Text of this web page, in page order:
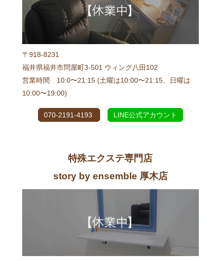
〒918-8231
福井県福井市問屋町3-501 ウィング八田102
営業時間 10:0〜21:15 (土曜は10:00〜21:15、日曜は
10:00〜19:00)
070-2191-4193 LINE公式アカウント
特殊エクステ専門店
story by ensemble 厚木店